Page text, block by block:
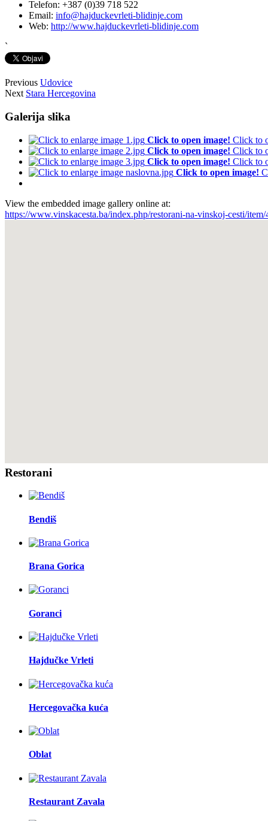
Telefon: +387 (0)39 718 522
Email: info@hajduckevrleti-blidinje.com
Web: http://www.hajduckevrleti-blidinje.com
`
Previous Udovice
Next Stara Hercegovina
Galerija slika
Click to open image! Click to
Click to open image! Click to
Click to open image! Click to
Click to open image!
View the embedded image gallery online at:
https://www.vinskacesta.ba/index.php/restorani-na-vinskoj-cesti/
Restorani
Bendiš
Brana Gorica
Goranci
Hajdučke Vrleti
Hercegovačka kuća
Oblat
Restaurant Zavala